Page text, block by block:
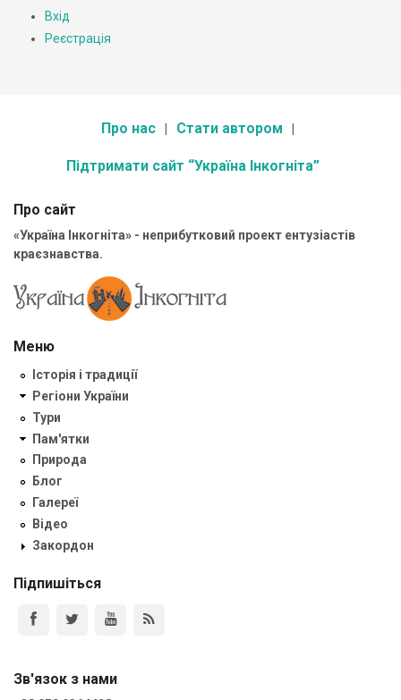
Вхід
Реєстрація
Про нас Стати автором
Підтримати сайт “Україна Інкогніта”
Про сайт
«Україна Інкогніта» - неприбутковий проект ентузіастів
краєзнавства.
Меню
Історія і традиції
Регіони України
Тури
Пам'ятки
Природа
Блог
Галереї
Відео
Закордон
Підпишіться
Зв'язок з нами